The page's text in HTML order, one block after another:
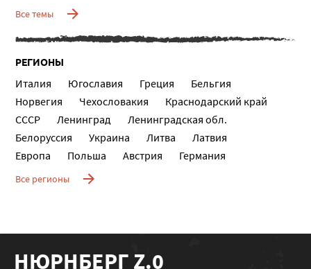
Все темы
РЕГИОНЫ
Италия Югославия Греция
Бельгия
Норвегия
Чехословакия
Краснодарский край
СССР
Ленинград
Ленинградская обл.
Белоруссия
Украина Литва
Латвия
Европа
Польша Австрия Германия
Все регионы
НЮРНБЕРГ Z.0